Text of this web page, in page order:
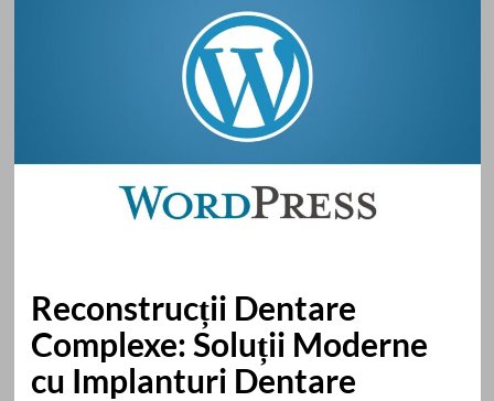
Reconstrucții Dentare
Complexe: Soluții Moderne
cu Implanturi Dentare